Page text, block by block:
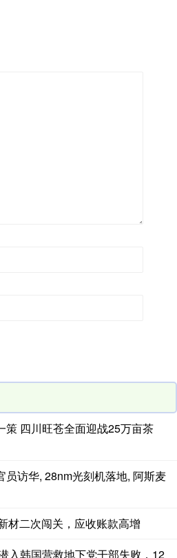
策 四川旺苍全面迎战25万亩茶
员访华, 28nm光刻机落地, 阿斯麦
材二次闯关，应收账款高增
入韩国营救地下党干部失败，12